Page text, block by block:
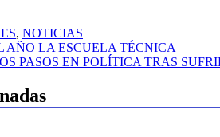
, NOTICIAS
AÑO LA ESCUELA TÉCNICA
PASOS EN POLÍTICA TRAS